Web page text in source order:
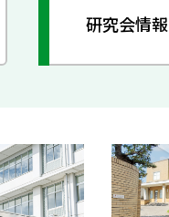
研究会情報